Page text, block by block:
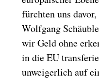
fürchten uns
Wolfgang
wir Geld ohne
in die EU
unweigerlich auf